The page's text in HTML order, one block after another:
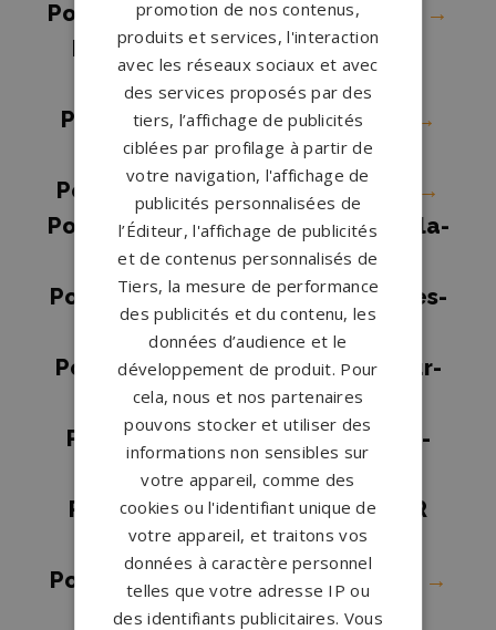
Pompes funèbres Mézidon-Canon
→
Pompes funèbres Mondeville
Pompes funèbres Orbec
Pompes funèbres OUISTREHAM
→
Pompes funèbres Potigny
Pompes funèbres Saint-Contest
→
Pompes funèbres Saint-Germain-la-
Blanche-Herbe →
Pompes funèbres Saint-Martin-des-
Besaces→
Pompes funèbres Saint-Pierre-sur-
Dives →
Pompes funèbres Saint-Vigor-le-
Grand→
Pompes funèbres ST ANDRE SUR
ORNE →
Pompes funèbres Thury Harcourt
→
Pompes funèbres Trévières
promotion de nos contenus,
produits et services, l'interaction
avec les réseaux sociaux et avec
des services proposés par des
tiers, l’affichage de publicités
ciblées par profilage à partir de
votre navigation, l'affichage de
publicités personnalisées de
l’Éditeur, l'affichage de publicités
et de contenus personnalisés de
Tiers, la mesure de performance
des publicités et du contenu, les
données d’audience et le
développement de produit. Pour
cela, nous et nos partenaires
pouvons stocker et utiliser des
informations non sensibles sur
votre appareil, comme des
cookies ou l'identifiant unique de
votre appareil, et traitons vos
données à caractère personnel
telles que votre adresse IP ou
des identifiants publicitaires. Vous